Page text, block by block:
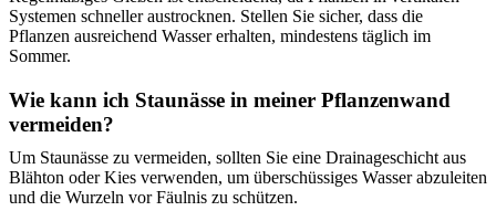
Systemen schneller austrocknen. Stellen Sie sicher, dass die
Pflanzen ausreichend Wasser erhalten, mindestens täglich im
Sommer.
Wie kann ich Staunässe in meiner Pflanzenwand
vermeiden?
Um Staunässe zu vermeiden, sollten Sie eine Drainageschicht aus
Blähton oder Kies verwenden, um überschüssiges Wasser abzuleiten
und die Wurzeln vor Fäulnis zu schützen.